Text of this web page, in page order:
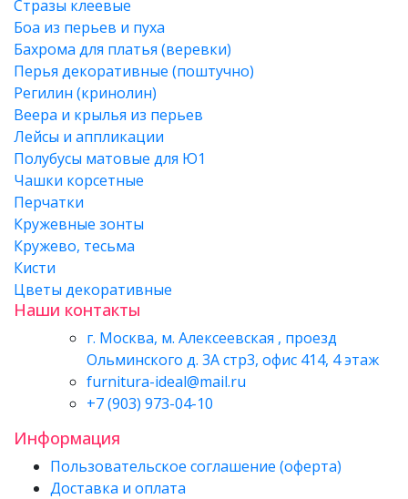
Стразы клеевые
Боа из перьев и пуха
Бахрома для платья (веревки)
Перья декоративные (поштучно)
Регилин (кринолин)
Веера и крылья из перьев
Лейсы и аппликации
Полубусы матовые для Ю1
Чашки корсетные
Перчатки
Кружевные зонты
Кружево, тесьма
Кисти
Цветы декоративные
Наши контакты
г. Москва, м. Алексеевская , проезд
Ольминского д. 3А стр3, офис 414, 4 этаж
furnitura-ideal@mail.ru
+7 (903) 973-04-10
Информация
Пользовательское соглашение (оферта)
Доставка и оплата